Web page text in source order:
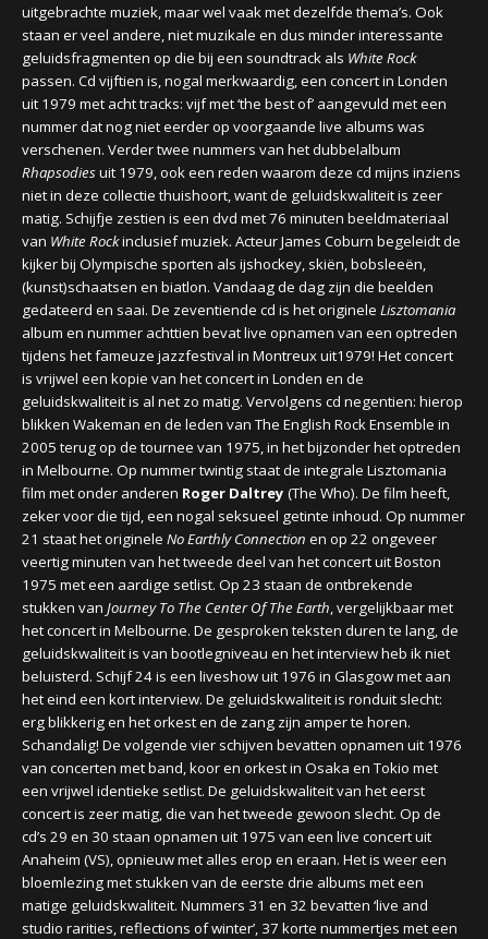
uitgebrachte muziek, maar wel vaak met dezelfde thema’s. Ook
staan er veel andere, niet muzikale en dus minder interessante
geluidsfragmenten op die bij een soundtrack als White Rock
passen. Cd vijftien is, nogal merkwaardig, een concert in Londen
uit 1979 met acht tracks: vijf met ‘the best of’ aangevuld met een
nummer dat nog niet eerder op voorgaande live albums was
verschenen. Verder twee nummers van het dubbelalbum
Rhapsodiesuit 1979, ook een reden waarom deze cd mijns inziens
niet in deze collectie thuishoort, want de geluidskwaliteit is zeer
matig. Schijfje zestien is een dvd met 76 minuten beeldmateriaal
van White Rockinclusief muziek. Acteur James Coburn begeleidt de
kijker bij Olympische sporten als ijshockey, skiën, bobsleeën,
(kunst)schaatsen en biatlon. Vandaag de dag zijn die beelden
gedateerd en saai. De zeventiende cd is het originele Lisztomania
album en nummer achttien bevat live opnamen van een optreden
tijdens het fameuze jazzfestival in Montreux uit1979! Het concert
is vrijwel een kopie van het concert in Londen en de
geluidskwaliteit is al net zo matig. Vervolgens cd negentien: hierop
blikken Wakeman en de leden van The English Rock Ensemble in
2005 terug op de tournee van 1975, in het bijzonder het optreden
in Melbourne. Op nummer twintig staat de integrale Lisztomania
film met onder anderen Roger Daltrey (The Who). De film heeft,
zeker voor die tijd, een nogal seksueel getinte inhoud. Op nummer
21 staat het originele No Earthly Connection en op 22 ongeveer
veertig minuten van het tweede deel van het concert uit Boston
1975 met een aardige setlist. Op 23 staan de ontbrekende
stukken van Journey To The Center Of The Earth, vergelijkbaar met
het concert in Melbourne. De gesproken teksten duren te lang, de
geluidskwaliteit is van bootlegniveau en het interview heb ik niet
beluisterd. Schijf 24 is een liveshow uit 1976 in Glasgow met aan
het eind een kort interview. De geluidskwaliteit is ronduit slecht:
erg blikkerig en het orkest en de zang zijn amper te horen.
Schandalig! De volgende vier schijven bevatten opnamen uit 1976
van concerten met band, koor en orkest in Osaka en Tokio met
een vrijwel identieke setlist. De geluidskwaliteit van het eerst
concert is zeer matig, die van het tweede gewoon slecht. Op de
cd’s 29 en 30 staan opnamen uit 1975 van een live concert uit
Anaheim (VS), opnieuw met alles erop en eraan. Het is weer een
bloemlezing met stukken van de eerste drie albums met een
matige geluidskwaliteit. Nummers 31 en 32 bevatten ‘live and
studio rarities, reflections of winter’, 37 korte nummertjes met een